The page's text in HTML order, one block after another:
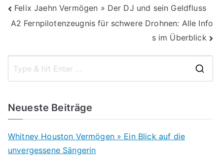
Beitragsnavigation
Felix Jaehn Vermögen » Der DJ und sein Geldfluss
A2 Fernpilotenzeugnis für schwere Drohnen: Alle Info
s im Überblick
Neueste Beiträge
Whitney Houston Vermögen » Ein Blick auf die
unvergessene Sängerin